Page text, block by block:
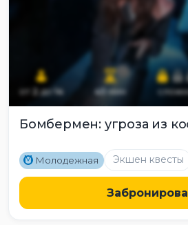
от 2до 14 45 мин
Бомбермен: угроза из
M Молодежная Экшен квесты